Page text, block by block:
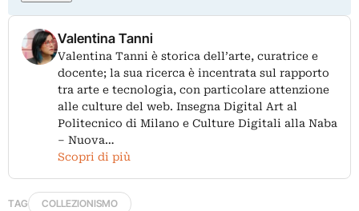
Valentina Tanni
Valentina Tanni è storica dell’arte, curatrice e
docente; la sua ricerca è incentrata sul rapporto
tra arte e tecnologia, con particolare attenzione
alle culture del web. Insegna Digital Art al
Politecnico di Milano e Culture Digitali alla Naba
– Nuova…
Scopri di più
TAG COLLEZIONISMO